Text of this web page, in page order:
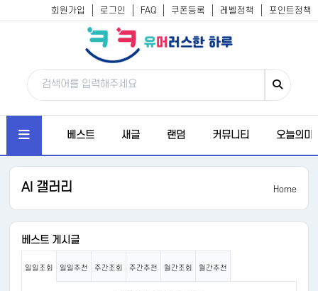
회원가입 로그인 FAQ 쿠폰등록 레벨정책 포인트정책
베스트 새글 랜덤 커뮤니티 오늘의미
AI 갤러리 Home
베스트 게시글
일일조회 일일추천 주간조회 주간추천 월간조회 월간추천